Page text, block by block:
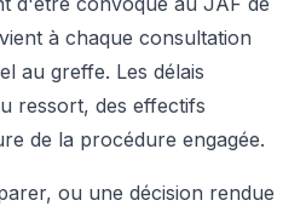
à chaque consultation
au greffe. Les délais
ressort, des effectifs
de la procédure engagée.
ou une décision rendue